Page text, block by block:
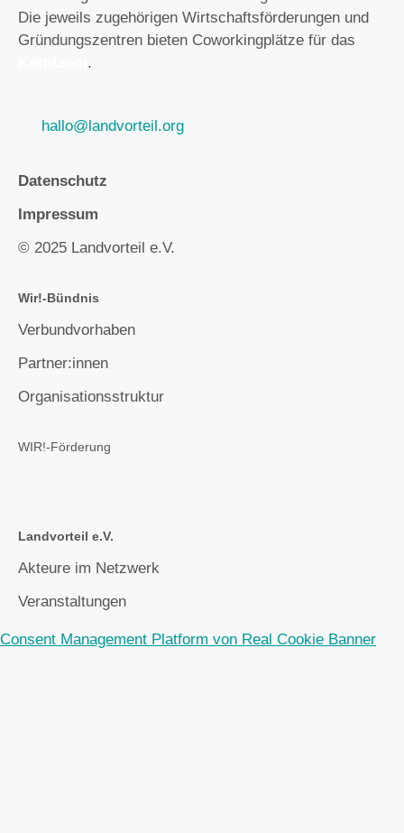
Die jeweils zugehörigen Wirtschaftsförderungen und
Gründungszentren bieten Coworkingplätze für das
.
hallo@landvorteil.org
Datenschutz
Impressum
© 2025 Landvorteil e.V.
Wir!-Bündnis
Verbundvorhaben
Partner:innen
Organisationsstruktur
WIR!-Förderung
Landvorteil e.V.
Akteure im Netzwerk
Veranstaltungen
Consent Management Platform von Real Cookie Banner